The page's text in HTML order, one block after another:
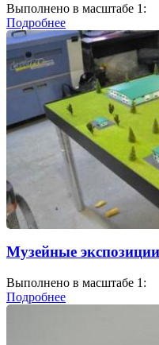
Выполнено в масштабе 1:
Подробнее
Музейные
Выполнено в масштабе 1:
Подробнее